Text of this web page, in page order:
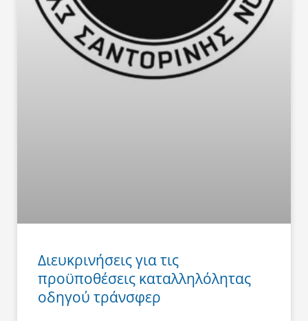
Διευκρινήσεις για τις
προϋποθέσεις καταλληλόλητας
οδηγού τράνσφερ